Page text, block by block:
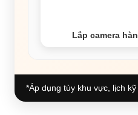
Lắp camera
*Áp dụng tùy khu vực, lịch